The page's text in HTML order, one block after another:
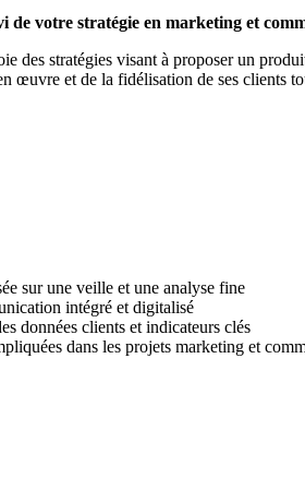
de votre stratégie en marketing et
des stratégies visant à proposer un
œuvre et de la fidélisation de ses
sur une veille et une analyse fine
intégré et digitalisé
données clients et indicateurs clés
dans les projets marketing et